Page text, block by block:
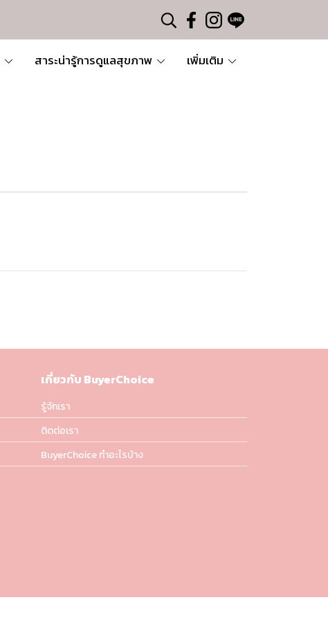
สาระน่ารู้การดูแลสุขภาพ เพิ่มเติม
เกี่ยวกับ BuyerChoice
รู้จักเรา
ติดต่อเรา
BuyerChoice ทำอะไรบ้าง